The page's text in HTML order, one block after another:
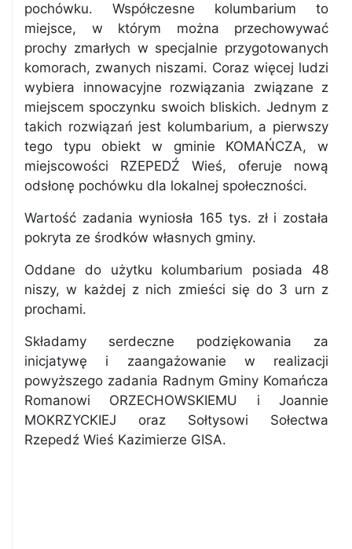
pochówku. Współczesne kolumbarium to
miejsce, w którym można przechowywać
prochy zmarłych w specjalnie przygotowanych
komorach, zwanych niszami. Coraz więcej ludzi
wybiera innowacyjne rozwiązania związane z
miejscem spoczynku swoich bliskich. Jednym z
takich rozwiązań jest kolumbarium, a pierwszy
tego typu obiekt w gminie KOMAŃCZA, w
miejscowości RZEPEDŹ Wieś, oferuje nową
odsłonę pochówku dla lokalnej społeczności.
Wartość zadania wyniosła 165 tys. zł i została
pokryta ze środków własnych gminy.
Oddane do użytku kolumbarium posiada 48
niszy, w każdej z nich zmieści się do 3 urn z
prochami.
Składamy serdeczne podziękowania za
inicjatywę i zaangażowanie w realizacji
powyższego zadania Radnym Gminy Komańcza
Romanowi ORZECHOWSKIEMU i Joannie
MOKRZYCKIEJ oraz Sołtysowi Sołectwa
Rzepedź Wieś Kazimierze GISA.